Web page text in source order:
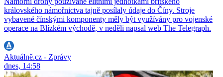
královského námořnictva tajně posílaly údaje do Číny. Stroje
vybavené čínskými komponenty měly být využívány pro vojenské
operace na Blízkém východě, v neděli napsal web The Telegraph.
Aktuálně.cz - Zprávy
dnes, 14:58